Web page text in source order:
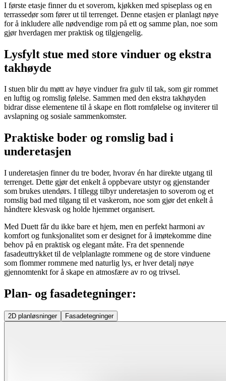
I første etasje finner du et soverom, kjøkken med spiseplass og en
terrassedør som fører ut til terrenget. Denne etasjen er planlagt nøye
for å inkludere alle nødvendige rom på ett og samme plan, noe som
gjør hverdagen mer praktisk og tilgjengelig.
Lysfylt stue med store vinduer og ekstra
takhøyde
I stuen blir du møtt av høye vinduer fra gulv til tak, som gir rommet
en luftig og romslig følelse. Sammen med den ekstra takhøyden
bidrar disse elementene til å skape en flott romfølelse og inviterer til
avslapning og sosiale sammenkomster.
Praktiske boder og romslig bad i
underetasjen
I underetasjen finner du tre boder, hvorav én har direkte utgang til
terrenget. Dette gjør det enkelt å oppbevare utstyr og gjenstander
som brukes utendørs. I tillegg tilbyr underetasjen to soverom og et
romslig bad med tilgang til et vaskerom, noe som gjør det enkelt å
håndtere klesvask og holde hjemmet organisert.
Med Duett får du ikke bare et hjem, men en perfekt harmoni av
komfort og funksjonalitet som er designet for å imøtekomme dine
behov på en praktisk og elegant måte. Fra det spennende
fasadeuttrykket til de velplanlagte rommene og de store vinduene
som flommer rommene med naturlig lys, er hver detalj nøye
gjennomtenkt for å skape en atmosfære av ro og trivsel.
Plan- og fasadetegninger:
2D planløsninger Fasadetegninger